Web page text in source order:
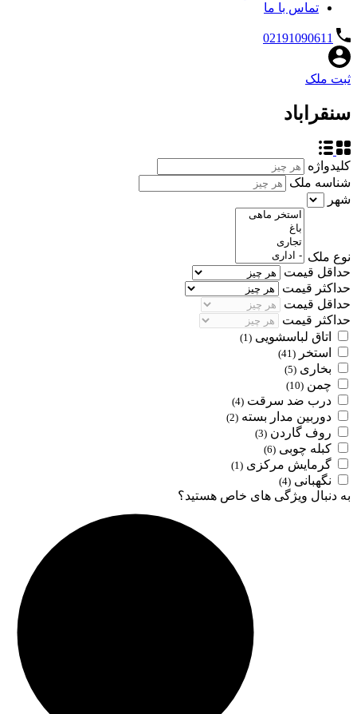
تماس با ما
02191090611
ثبت ملک
سنقراباد
کلیدواژه
شناسه ملک
شهر
نوع ملک
حداقل قیمت
حداکثر قیمت
حداقل قیمت
حداکثر قیمت
اتاق لباسشویی (1)
استخر (41)
بخاری (5)
چمن (10)
درب ضد سرقت (4)
دوربین مدار بسته (2)
روف گاردن (3)
کبله چوبی (6)
گرمایش مرکزی (1)
نگهبانی (4)
به دنبال ویژگی های خاص هستید؟